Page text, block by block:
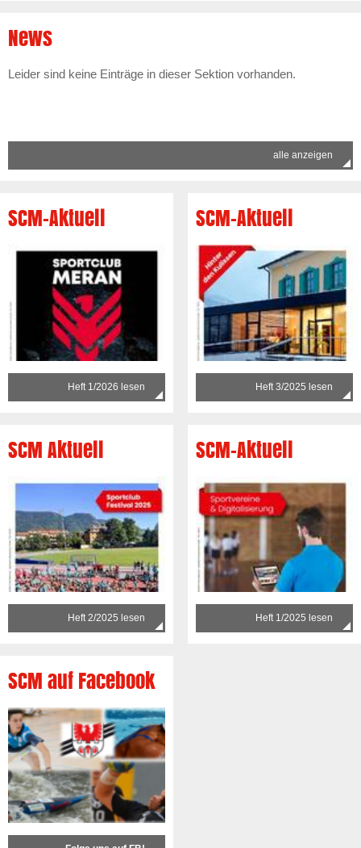
News
Leider sind keine Einträge in dieser Sektion vorhanden.
alle anzeigen
SCM-Aktuell
Heft 1/2026 lesen
SCM-Aktuell
Heft 3/2025 lesen
SCM Aktuell
Heft 2/2025 lesen
SCM-Aktuell
Heft 1/2025 lesen
SCM auf Facebook